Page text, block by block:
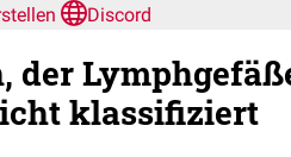
Discord
der
klassifiziert